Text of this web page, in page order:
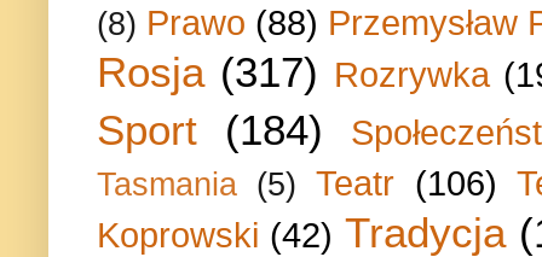
(8) Prawo (88) Przemysław
Rosja (317) Rozrywka
Sport (184)
Tasmania (5) Teatr (106)
Koprowski (42) Tradycja